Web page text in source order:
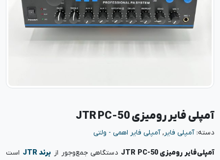
آمپلی فایر رومیزی JTR PC-50
دسته: آمپلی فایر, آمپلی فایر اهمی - ولتی
آمپلی‌فایر رومیزی JTR PC-50 دستگاهی جمع‌وجور از برند JTR
است